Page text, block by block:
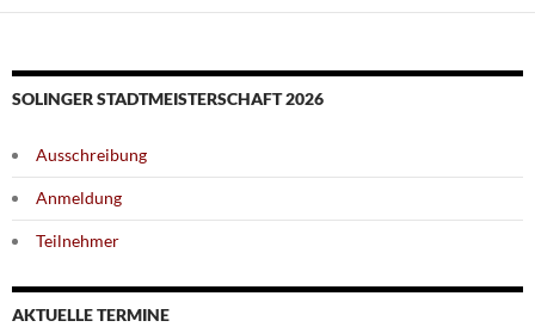
SOLINGER STADTMEISTERSCHAFT 2026
Ausschreibung
Anmeldung
Teilnehmer
AKTUELLE TERMINE